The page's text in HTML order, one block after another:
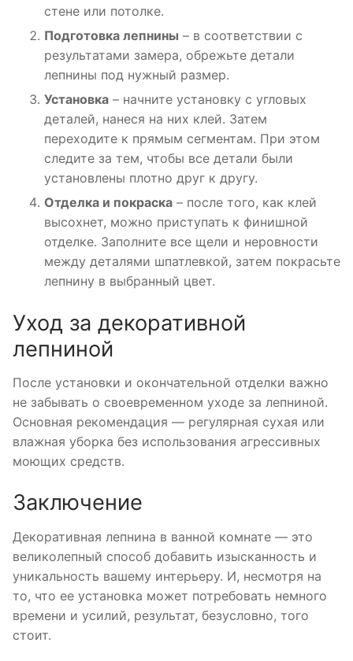
стене или потолке.
Подготовка лепнины – в соответствии с
результатами замера, обрежьте детали
лепнины под нужный размер.
Установка – начните установку с угловых
деталей, нанеся на них клей. Затем
переходите к прямым сегментам. При этом
следите за тем, чтобы все детали были
установлены плотно друг к другу.
Отделка и покраска – после того, как клей
высохнет, можно приступать к финишной
отделке. Заполните все щели и неровности
между деталями шпатлевкой, затем покрасьте
лепнину в выбранный цвет.
Уход за декоративной
лепниной
После установки и окончательной отделки важно
не забывать о своевременном уходе за лепниной.
Основная рекомендация — регулярная сухая или
влажная уборка без использования агрессивных
моющих средств.
Заключение
Декоративная лепнина в ванной комнате — это
великолепный способ добавить изысканность и
уникальность вашему интерьеру. И, несмотря на
то, что ее установка может потребовать немного
времени и усилий, результат, безусловно, того
стоит.